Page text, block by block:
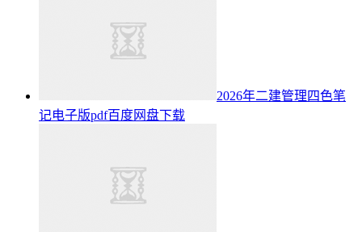
2026年二建管理四色笔
记电子版pdf百度网盘下载